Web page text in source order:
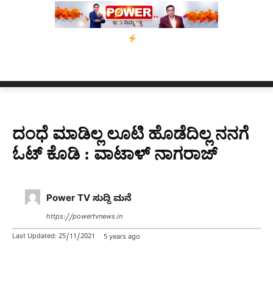
ಬೆಂಗಳೂರಿನಿಂದ ಅಸ್ಸಾಂ ಪ್ರವಾಹ ಸಂತ್ರಸ್ತರಿಗೆ ನೆರವು:
ದಂಧೆ ಮಾಡಿಲ್ಲ ಲೂಟಿ ಹೊಡೆದಿಲ್ಲ ನನಗೆ
ಓಟ್ ಕೊಡಿ : ವಾಟಾಳ್ ನಾಗರಾಜ್​
Power TV ಸುದ್ದಿ ಮನೆ
https://powertvnews.in
Last Updated: 25/11/2021 5 years ago